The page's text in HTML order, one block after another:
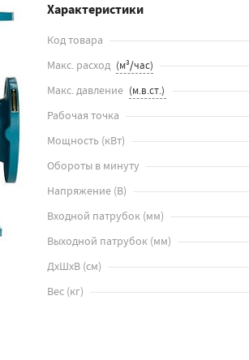
Характеристики
Код товара
Макс. расход
Макс. давление
Рабочая точка
Мощность (кВт)
Обороты в минуту
Напряжение (В)
Входной патрубок (мм)
Выходной патрубок (мм)
ДхШхВ (см)
Вес (кг)